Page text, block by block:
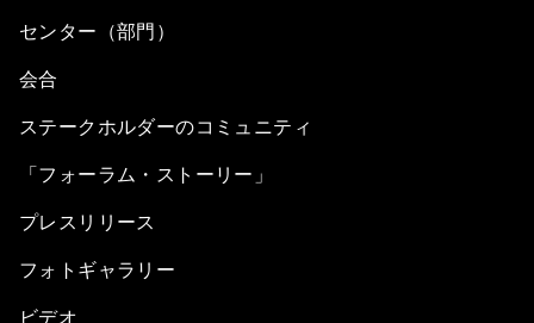
センター（部門）
会合
ステークホルダーのコミュニティ
「フォーラム・ストーリー」
プレスリリース
フォトギャラリー
ビデオ